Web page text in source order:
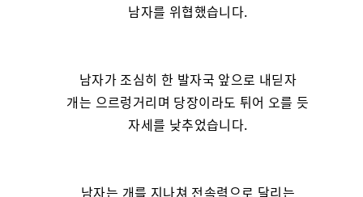
남자를 위협했습니다.
남자가 조심히 한 발자국 앞으로 내딛자
개는 으르렁거리며 당장이라도 튀어 오를 듯
자세를 낮추었습니다.
남자는 개를 지나쳐 전속력으로 달리는